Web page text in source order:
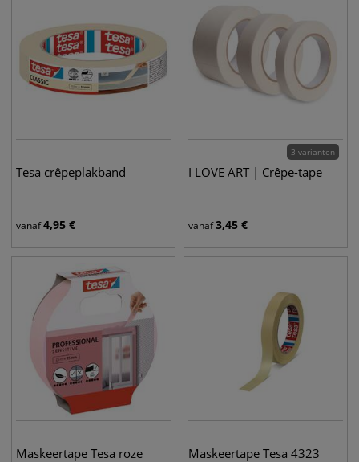
Tesa crêpeplakband
vanaf4,95 €
3 varianten
I LOVE ART | Crêpe-tape
vanaf3,45 €
Maskeertape Tesa roze Maskeertape Tesa 4323